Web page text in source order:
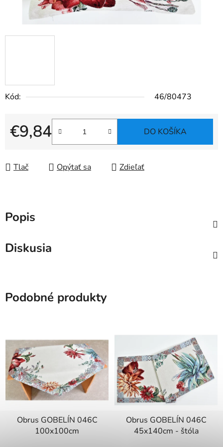
Kód: 46/80473
€9,84
Jednotková cena:
DO KOŠÍKA
Tlač Opýtať sa Zdieľať
Popis
Diskusia
Podobné produkty
Obrus GOBELÍN 046C
100x100cm
Obrus GOBELÍN 046C
45x140cm - štóla